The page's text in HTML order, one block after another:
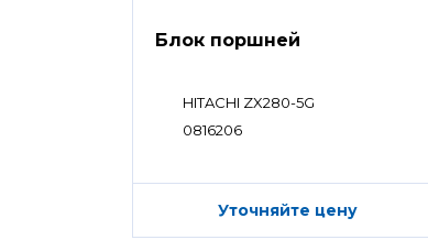
Блок поршней
HITACHI ZX280-5G
0816206
Уточняйте цену